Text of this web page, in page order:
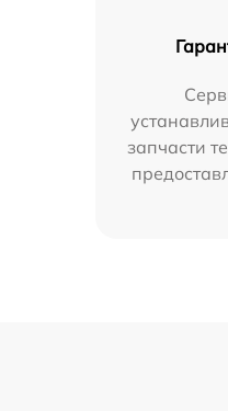
запчасти